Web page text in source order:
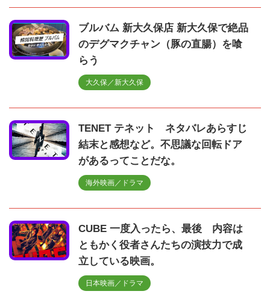
ブルバム 新大久保店 新大久保で絶品
のデグマクチャン（豚の直腸）を喰
らう
大久保／新大久保
TENET テネット ネタバレあらすじ
結末と感想など。不思議な回転ドア
があるってことだな。
海外映画／ドラマ
CUBE 一度入ったら、最後 内容は
ともかく役者さんたちの演技力で成
立している映画。
日本映画／ドラマ